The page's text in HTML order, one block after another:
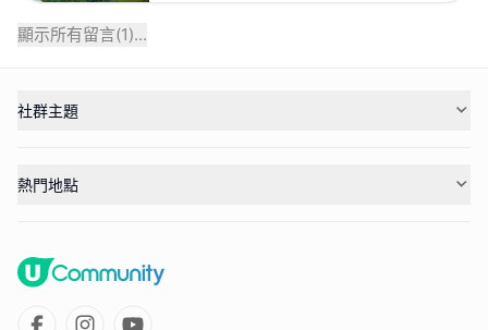
顯示所有留言(1)...
社群主題
熱門地點